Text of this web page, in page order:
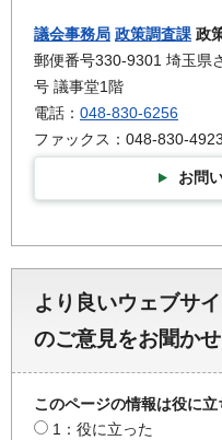
議会事務局 政策調査課 政
郵便番号330-9301 埼玉県
号 議事堂1階
電話： 048-830-6256
ファックス：048-830-4923
お問
より良いウェブサ
のご意見をお聞か
このページの情報は役に立
1：役に立った